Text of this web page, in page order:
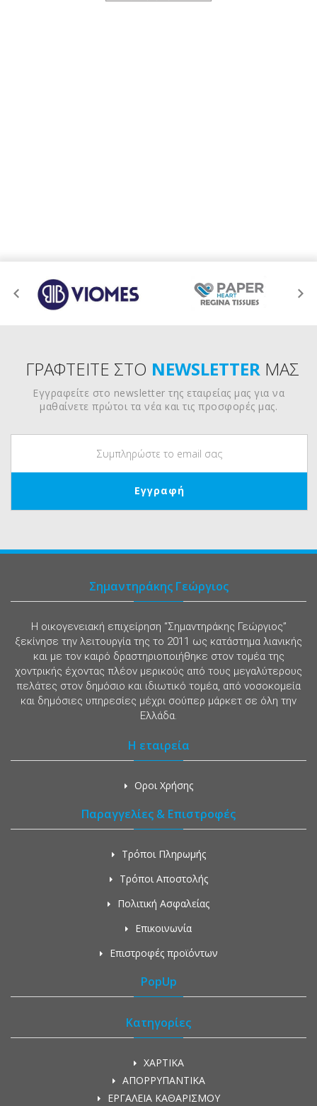
ΓΡΑΦΤΕΙΤΕ ΣΤΟ NEWSLETTERΜΑΣ
Εγγραφείτε στο newsletter της εταιρείας μας για να
μαθαίνετε πρώτοι τα νέα και τις προσφορές μας.
Σημαντηράκης Γεώργιος
Η οικογενειακή επιχείρηση “Σημαντηράκης Γεώργιος”
ξεκίνησε την λειτουργία της το 2011 ως κατάστημα λιανικής
και με τον καιρό δραστηριοποιήθηκε στον τομέα της
χοντρικής έχοντας πλέον μερικούς από τους μεγαλύτερους
πελάτες στον δημόσιο και ιδιωτικό τομέα, από νοσοκομεία
και δημόσιες υπηρεσίες μέχρι σούπερ μάρκετ σε όλη την
Ελλάδα.
Η εταιρεία
Οροι Χρήσης
Παραγγελίες & Επιστροφές
Τρόποι Πληρωμής
Τρόποι Αποστολής
Πολιτική Ασφαλείας
Επικοινωνία
Επιστροφές προϊόντων
PopUp
Κατηγορίες
ΧΑΡΤΙΚΑ
ΑΠΟΡΡΥΠΑΝΤΙΚΑ
ΕΡΓΑΛΕΙΑ ΚΑΘΑΡΙΣΜΟΥ